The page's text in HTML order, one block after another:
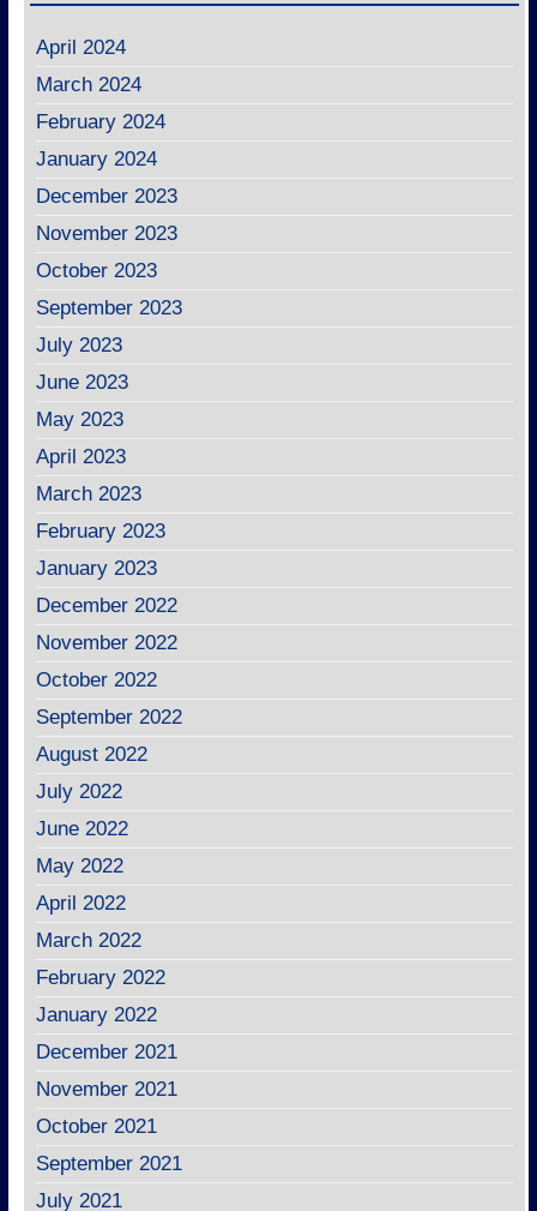
April 2024
March 2024
February 2024
January 2024
December 2023
November 2023
October 2023
September 2023
July 2023
June 2023
May 2023
April 2023
March 2023
February 2023
January 2023
December 2022
November 2022
October 2022
September 2022
August 2022
July 2022
June 2022
May 2022
April 2022
March 2022
February 2022
January 2022
December 2021
November 2021
October 2021
September 2021
July 2021